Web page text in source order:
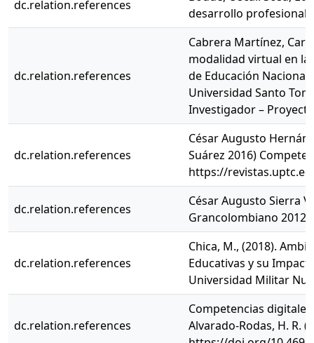
dc.relation.references
desarrollo profesional
dc.relation.references
Cabrera Martínez,
modalidad virtual en
de Educación
Universidad Santo
Investigador –
dc.relation.references
César Augusto
Suárez 2016)
https://
dc.relation.references
César Augusto Sierra
Grancolombiano 2012.
dc.relation.references
Chica, M., (2018).
Educativas y su
Universidad Militar
dc.relation.references
Competencias
Alvarado-Rodas, H. R.